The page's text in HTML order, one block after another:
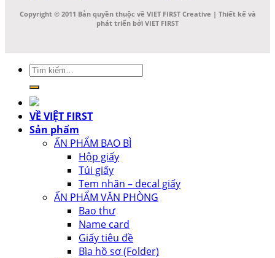
Copyright © 2011 Bản quyền thuộc về VIET FIRST Creative | Thiết kế và
phát triển bởi VIET FIRST
Tìm
kiếm:
VỀ VIỆT FIRST
Sản phẩm
ẤN PHẨM BAO BÌ
Hộp giấy
Túi giấy
Tem nhãn – decal giấy
ẤN PHẨM VĂN PHÒNG
Bao thư
Name card
Giấy tiêu đề
Bìa hồ sơ (Folder)